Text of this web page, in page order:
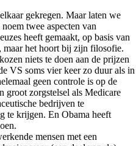
gekregen. Maar laten we
twee aspecten van
heeft gemaakt, op basis van
maar het hoort bij zijn filosofie.
niets te doen aan de prijzen
VS soms vier keer zo duur als in
geen controle is op de
groot zorgstelsel als Medicare
bedrijven te
te krijgen. En Obama heeft
mensen met een